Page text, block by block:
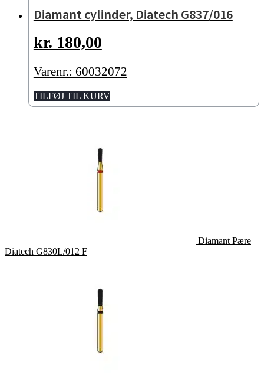
Diamant cylinder, Diatech G837/016
kr. 180,00
Varenr.: 60032072
TILFØJ TIL KURV
Diamant Pære
Diatech G830L/012 F